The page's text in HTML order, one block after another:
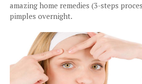
amazing home remedies (3-steps
pimples overnight.